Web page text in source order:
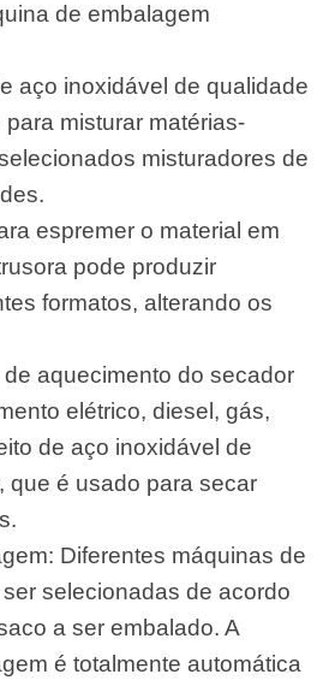
de embalagem
aço inoxidável de qualidade
misturar matérias-
misturadores de
espremer o material em
pode produzir
formatos, alterando os
aquecimento do secador
elétrico, diesel, gás,
de aço inoxidável de
que é usado para secar
Diferentes máquinas de
selecionadas de acordo
a ser embalado. A
é totalmente automática